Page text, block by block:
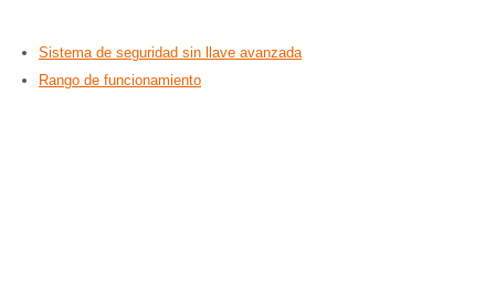
Sistema de seguridad sin llave avanzada
Rango de funcionamiento